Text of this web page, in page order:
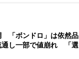
「ボンドロ」は依然品
通し一部で値崩れ 「選